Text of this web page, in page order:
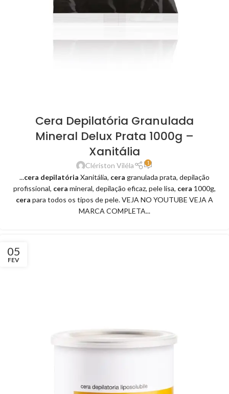
Cera Depilatória Granulada
Mineral Delux Prata 1000g –
Xanitália
Clériston Viléla 1
...cera depilatória Xanitália, cera granulada prata, depilação
profissional, cera mineral, depilação eficaz, pele lisa, cera 1000g,
cera para todos os tipos de pele. VEJA NO YOUTUBE VEJA A
MARCA COMPLETA...
05
FEV